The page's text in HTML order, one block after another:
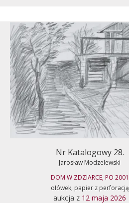
Nr Katalogowy 28.
Jarosław Modzelewski
DOM W ZDZIARCE, PO 2001
ołówek, papier z perforacją
aukcja z 12 maja 2026